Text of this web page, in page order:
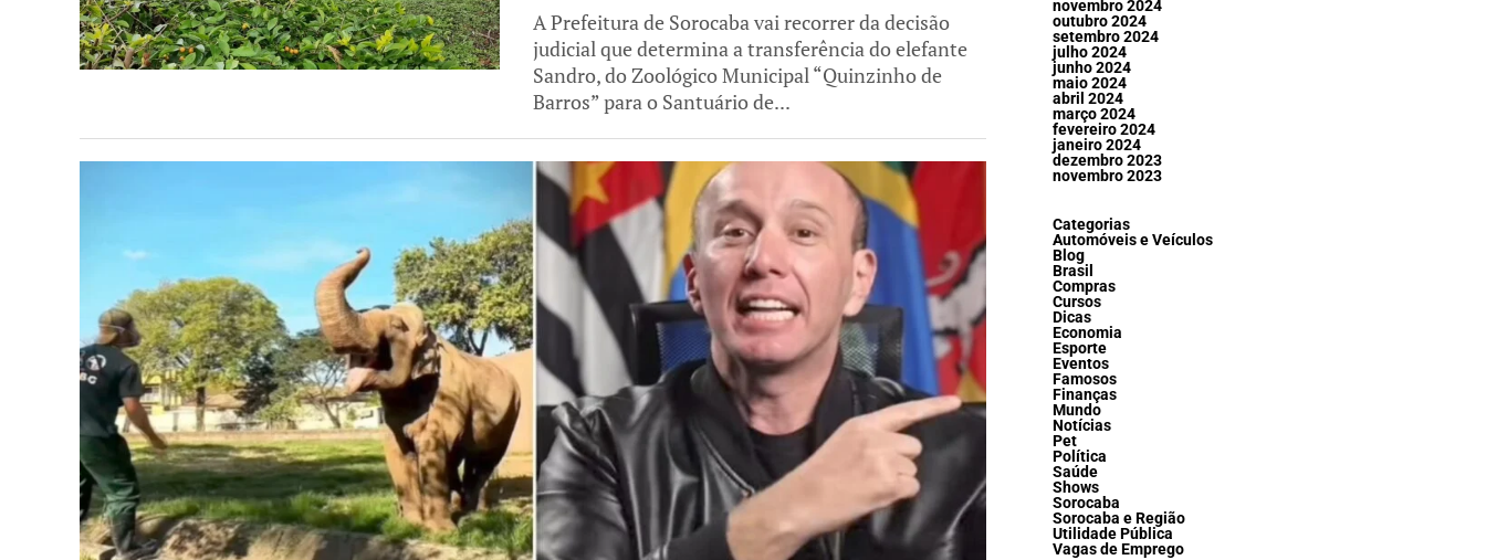
A Prefeitura de Sorocaba vai recorrer da decisão
judicial que determina a transferência do elefante
Sandro, do Zoológico Municipal “Quinzinho de
Barros” para o Santuário de...
novembro 2024
outubro 2024
setembro 2024
julho 2024
junho 2024
maio 2024
abril 2024
março 2024
fevereiro 2024
janeiro 2024
dezembro 2023
novembro 2023
Categorias
Automóveis e Veículos
Blog
Brasil
Compras
Cursos
Dicas
Economia
Esporte
Eventos
Famosos
Finanças
Mundo
Notícias
Pet
Política
Saúde
Shows
Sorocaba
Sorocaba e Região
Utilidade Pública
Vagas de Emprego